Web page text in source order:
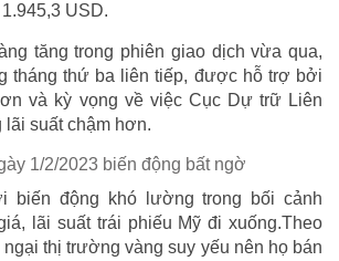
USD.
tăng trong phiên giao dịch vừa qua,
tháng thứ ba liên tiếp, được hỗ trợ bởi
và kỳ vọng về việc Cục Dự trữ Liên
lãi suất chậm hơn.
1/2/2023 biến động bất ngờ
biến động khó lường trong bối cảnh
lãi suất trái phiếu Mỹ đi xuống.Theo
thị trường vàng suy yếu nên họ bán